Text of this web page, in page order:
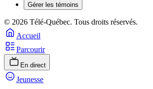
Gérer les témoins
© 2026 Télé-Québec. Tous droits réservés.
Accueil
Parcourir
En direct
Jeunesse